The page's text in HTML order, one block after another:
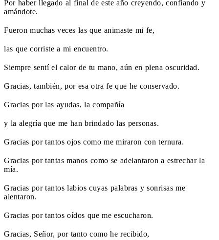
Por haber llegado al final de este año creyendo, confiando y
amándote.
Fueron muchas veces las que animaste mi fe,
las que corriste a mi encuentro.
Siempre sentí el calor de tu mano, aún en plena oscuridad.
Gracias, también, por esa otra fe que he conservado.
Gracias por las ayudas, la compañía
y la alegría que me han brindado las personas.
Gracias por tantos ojos como me miraron con ternura.
Gracias por tantas manos como se adelantaron a estrechar la
mía.
Gracias por tantos labios cuyas palabras y sonrisas me
alentaron.
Gracias por tantos oídos que me escucharon.
Gracias, Señor, por tanto como he recibido,